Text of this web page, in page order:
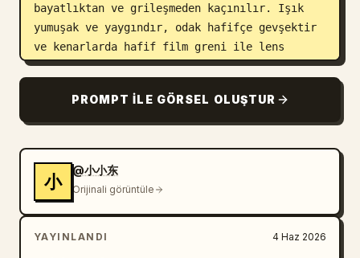
bayatlıktan ve grileşmeden kaçınılır. Işık
yumuşak ve yaygındır, odak hafifçe gevşektir
ve kenarlarda hafif film greni ile lens
bulanıklığı bulunur, ancak genel his yine de
çok düşüktür ve hız hissinin nefes alması
için geniş bir boşluk bırakır; metin, görsel
sans-serif yazı tipleriyle kullanılır; büyük
boyutlu anahtar kelimeler öznenin altına veya
ağırlık merkezinin yakınına yerleştirilir,
kısa cümle açıklamaları ise daha küçük
boyutlar, kompakt satır aralığı ve ortalanmış
PROMPT ILE GÖRSEL OLUŞTUR
小
@小小东
Orijinali görüntüle
YAYINLANDI 4 Haz 2026